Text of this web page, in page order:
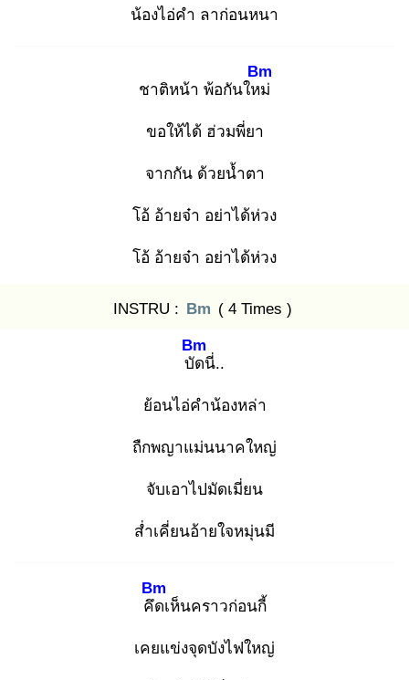
น้องไอ่คำ ลาก่อนหนา
ชาติหน้า พ้อกันใหม่
Bm
ขอให้ได้ ฮ่วมพี่ยา
จากกัน ด้วยน้ำตา
โอ้ อ้ายจ๋า อย่าได้ห่วง
โอ้ อ้ายจ๋า อย่าได้ห่วง
INSTRU : Bm ( 4 Times )
บัด
Bm
นี่..
ย้อนไอ่คำน้องหล่า
ถืกพญาแม่นนาคใหญ่
จับเอาไปมัดเมี่ยน
ส่ำเคี่ยนอ้ายใจหมุ่นมี
คึด
Bm
เห็นคราวก่อนกี้
เคยแข่งจุดบังไฟใหญ่